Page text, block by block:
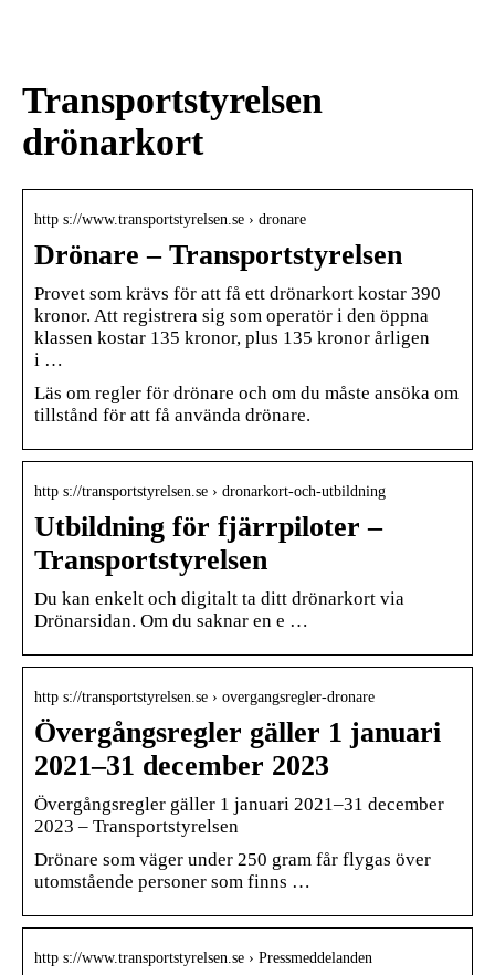
Transportstyrelsen
drönarkort
http s://www.transportstyrelsen.se › dronare
Drönare – Transportstyrelsen
Provet som krävs för att få ett drönarkort kostar 390
kronor. Att registrera sig som operatör i den öppna
klassen kostar 135 kronor, plus 135 kronor årligen
i …
Läs om regler för drönare och om du måste ansöka om
tillstånd för att få använda drönare.
http s://transportstyrelsen.se › dronarkort-och-utbildning
Utbildning för fjärrpiloter –
Transportstyrelsen
Du kan enkelt och digitalt ta ditt drönarkort via
Drönarsidan. Om du saknar en e …
http s://transportstyrelsen.se › overgangsregler-dronare
Övergångsregler gäller 1 januari
2021–31 december 2023
Övergångsregler gäller 1 januari 2021–31 december
2023 – Transportstyrelsen
Drönare som väger under 250 gram får flygas över
utomstående personer som finns …
http s://www.transportstyrelsen.se › Pressmeddelanden